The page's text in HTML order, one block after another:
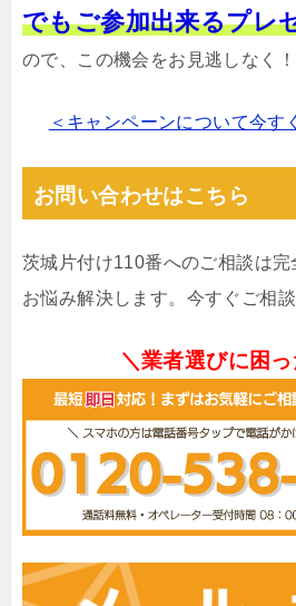
でもご参加出来るプレ
ので、この機会をお見逃しなく！
＜キャンペーンについて今す
お問い合わせはこちら
茨城片付け110番へのご相談は
お悩み解決します。今すぐご相談
＼業者選びに困